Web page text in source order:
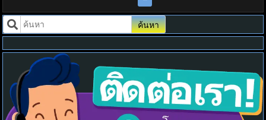
ค้นหา